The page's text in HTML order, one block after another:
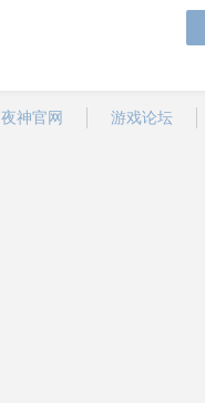
夜神官网 游戏论坛